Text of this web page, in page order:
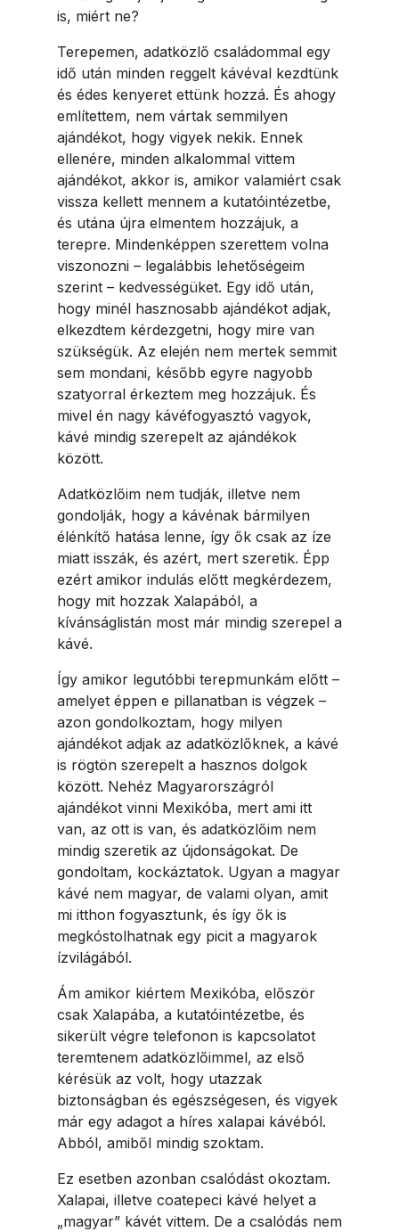
is, miért ne?
Terepemen, adatközlő családommal egy
idő után minden reggelt kávéval kezdtünk
és édes kenyeret ettünk hozzá. És ahogy
említettem, nem vártak semmilyen
ajándékot, hogy vigyek nekik. Ennek
ellenére, minden alkalommal vittem
ajándékot, akkor is, amikor valamiért csak
vissza kellett mennem a kutatóintézetbe,
és utána újra elmentem hozzájuk, a
terepre. Mindenképpen szerettem volna
viszonozni – legalábbis lehetőségeim
szerint – kedvességüket. Egy idő után,
hogy minél hasznosabb ajándékot adjak,
elkezdtem kérdezgetni, hogy mire van
szükségük. Az elején nem mertek semmit
sem mondani, később egyre nagyobb
szatyorral érkeztem meg hozzájuk. És
mivel én nagy kávéfogyasztó vagyok,
kávé mindig szerepelt az ajándékok
között.
Adatközlőim nem tudják, illetve nem
gondolják, hogy a kávénak bármilyen
élénkítő hatása lenne, így ők csak az íze
miatt isszák, és azért, mert szeretik. Épp
ezért amikor indulás előtt megkérdezem,
hogy mit hozzak Xalapából, a
kívánságlistán most már mindig szerepel a
kávé.
Így amikor legutóbbi terepmunkám előtt –
amelyet éppen e pillanatban is végzek –
azon gondolkoztam, hogy milyen
ajándékot adjak az adatközlőknek, a kávé
is rögtön szerepelt a hasznos dolgok
között. Nehéz Magyarországról
ajándékot vinni Mexikóba, mert ami itt
van, az ott is van, és adatközlőim nem
mindig szeretik az újdonságokat. De
gondoltam, kockáztatok. Ugyan a magyar
kávé nem magyar, de valami olyan, amit
mi itthon fogyasztunk, és így ők is
megkóstolhatnak egy picit a magyarok
ízvilágából.
Ám amikor kiértem Mexikóba, először
csak Xalapába, a kutatóintézetbe, és
sikerült végre telefonon is kapcsolatot
teremtenem adatközlőimmel, az első
kérésük az volt, hogy utazzak
biztonságban és egészségesen, és vigyek
már egy adagot a híres xalapai kávéból.
Abból, amiből mindig szoktam.
Ez esetben azonban csalódást okoztam.
Xalapai, illetve coatepeci kávé helyet a
„magyar” kávét vittem. De a csalódás nem